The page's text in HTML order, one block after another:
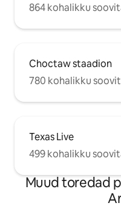
864 kohalikku
Choctaw staadion
780 kohalikku
Texas Live
499 kohalikku
Muud toredad